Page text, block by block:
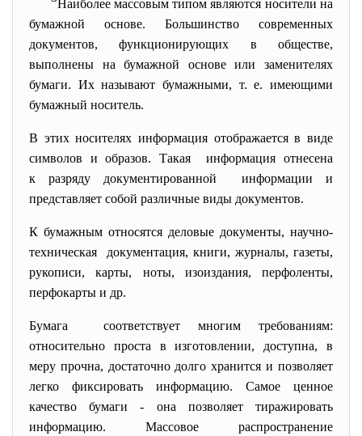
Наиболее массовым типом являются носители на
бумажной основе. Большинство современных
документов, функционирующих в обществе,
выполнены на бумажной основе или заменителях
бумаги. Их называют бумажными, т. е. имеющими
бумажный носитель.
В этих носителях информация отображается в виде
символов и образов. Такая информация отнесена
к разряду документированной информации и
представляет собой различные виды документов.
К бумажным относятся деловые документы, научно-
техническая документация, книги, журналы, газеты,
рукописи, карты, ноты, изоиздания, перфоленты,
перфокарты и др.
Бумага соответствует многим требованиям:
относительно проста в изготовлении, доступна, в
меру прочна, достаточно долго хранится и позволяет
легко фиксировать информацию. Самое ценное
качество бумаги - она позволяет тиражировать
информацию. Массовое распространение